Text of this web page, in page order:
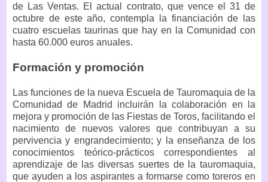
de Las Ventas. El actual contrato, que vence el 31 de
octubre de este año, contempla la financiación de las
cuatro escuelas taurinas que hay en la Comunidad con
hasta 60.000 euros anuales.
Formación y promoción
Las funciones de la nueva Escuela de Tauromaquia de la
Comunidad de Madrid incluirán la colaboración en la
mejora y promoción de las Fiestas de Toros, facilitando el
nacimiento de nuevos valores que contribuyan a su
pervivencia y engrandecimiento; y la enseñanza de los
conocimientos teórico-prácticos correspondientes al
aprendizaje de las diversas suertes de la tauromaquia,
que ayuden a los aspirantes a formarse como toreros en